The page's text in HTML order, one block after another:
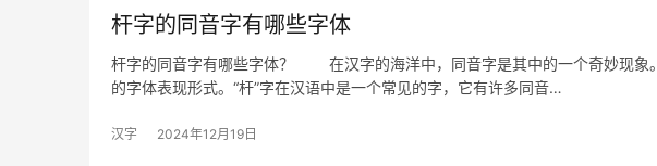
杆字的同音字有哪些字体
杆字的同音字有哪些字体？ 在汉字的海洋中，同音字是其中的一个奇妙现象
的字体表现形式。“杆”字在汉语中是一个常见的字，它有许多同音…
汉字 2024年12月19日